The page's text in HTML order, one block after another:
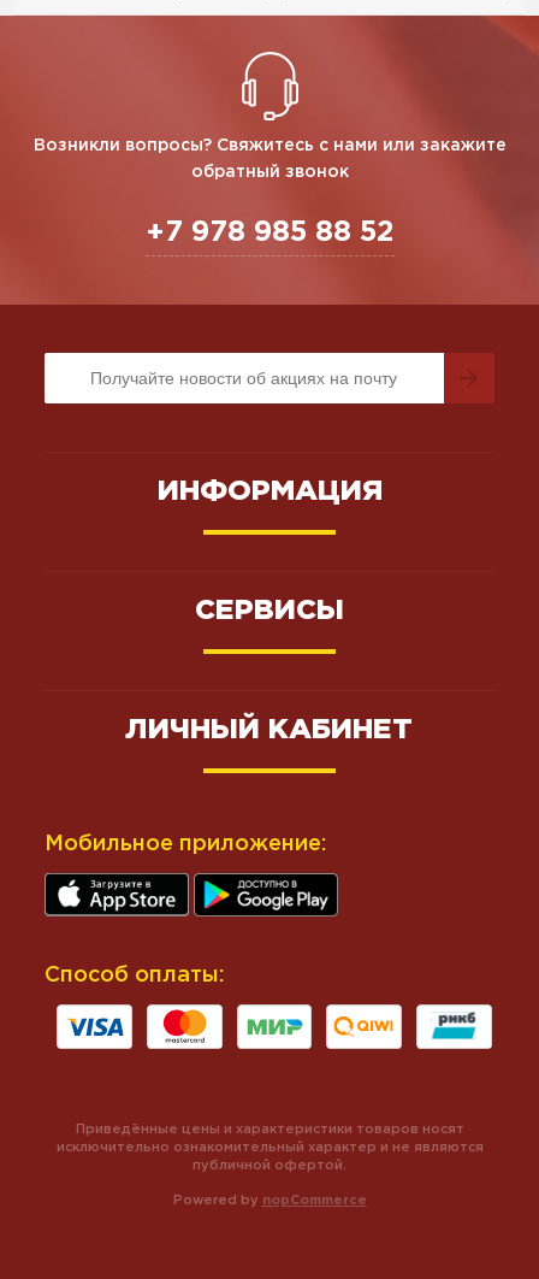
Возникли вопросы? Свяжитесь с нами или закажите
обратный звонок
+7 978 985 88 52
ИНФОРМАЦИЯ
СЕРВИСЫ
ЛИЧНЫЙ КАБИНЕТ
Мобильное приложение:
Способ оплаты:
Powered by nopCommerce
Приведённые цены и характеристики товаров носят
исключительно ознакомительный характер и не являются
публичной офертой.